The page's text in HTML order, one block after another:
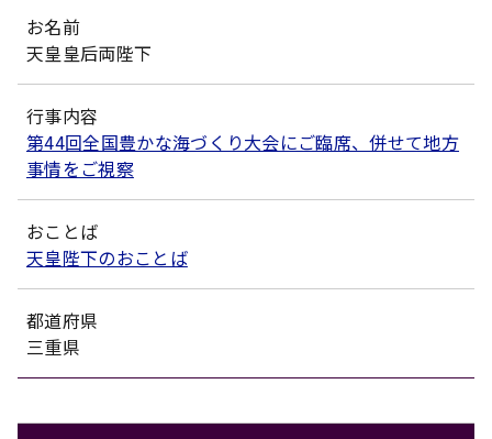
お名前
天皇皇后両陛下
行事内容
第44回全国豊かな海づくり大会にご臨席、併せて地方
事情をご視察
おことば
天皇陛下のおことば
都道府県
三重県